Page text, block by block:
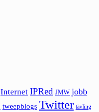
Internet IPRed JMW jobb
tweepblogs Twitter tävling